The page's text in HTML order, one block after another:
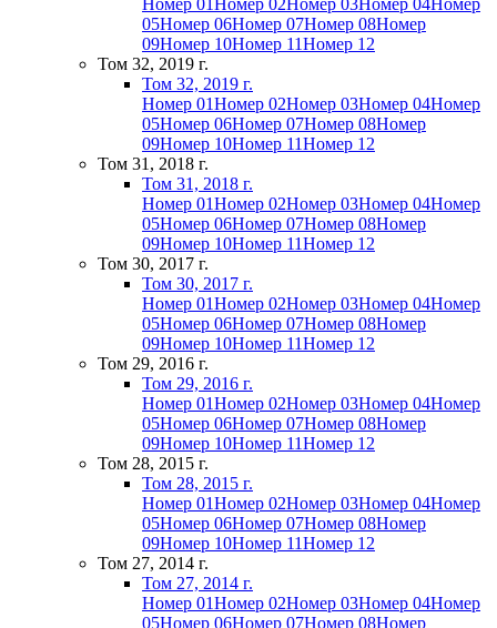
Номер 01Номер 02Номер 03Номер 04Номер
05Номер 06Номер 07Номер 08Номер
09Номер 10Номер 11Номер 12
Том 32, 2019 г.
Том 32, 2019 г.
Номер 01Номер 02Номер 03Номер 04Номер
05Номер 06Номер 07Номер 08Номер
09Номер 10Номер 11Номер 12
Том 31, 2018 г.
Том 31, 2018 г.
Номер 01Номер 02Номер 03Номер 04Номер
05Номер 06Номер 07Номер 08Номер
09Номер 10Номер 11Номер 12
Том 30, 2017 г.
Том 30, 2017 г.
Номер 01Номер 02Номер 03Номер 04Номер
05Номер 06Номер 07Номер 08Номер
09Номер 10Номер 11Номер 12
Том 29, 2016 г.
Том 29, 2016 г.
Номер 01Номер 02Номер 03Номер 04Номер
05Номер 06Номер 07Номер 08Номер
09Номер 10Номер 11Номер 12
Том 28, 2015 г.
Том 28, 2015 г.
Номер 01Номер 02Номер 03Номер 04Номер
05Номер 06Номер 07Номер 08Номер
09Номер 10Номер 11Номер 12
Том 27, 2014 г.
Том 27, 2014 г.
Номер 01Номер 02Номер 03Номер 04Номер
05Номер 06Номер 07Номер 08Номер